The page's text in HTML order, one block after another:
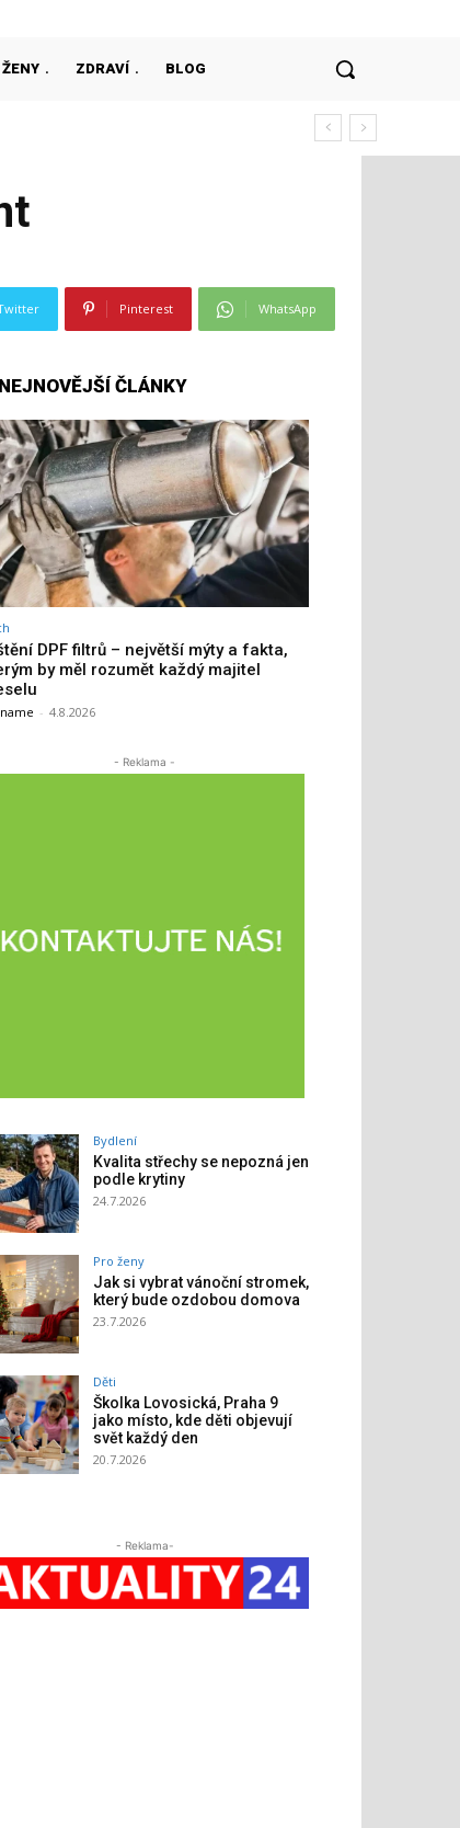
ZDRAVÍ BLOG
Pinterest WhatsApp
NEJNOVĚJŠÍ ČLÁNKY
DPF filtrů – největší mýty a fakta,
by měl rozumět každý majitel
- 4.8.2026
- Reklama -
Bydlení
Kvalita střechy se nepozná jen
podle krytiny
24.7.2026
Pro ženy
Jak si vybrat vánoční stromek,
který bude ozdobou domova
23.7.2026
Děti
Školka Lovosická, Praha 9
jako místo, kde děti objevují
svět každý den
20.7.2026
- Reklama-